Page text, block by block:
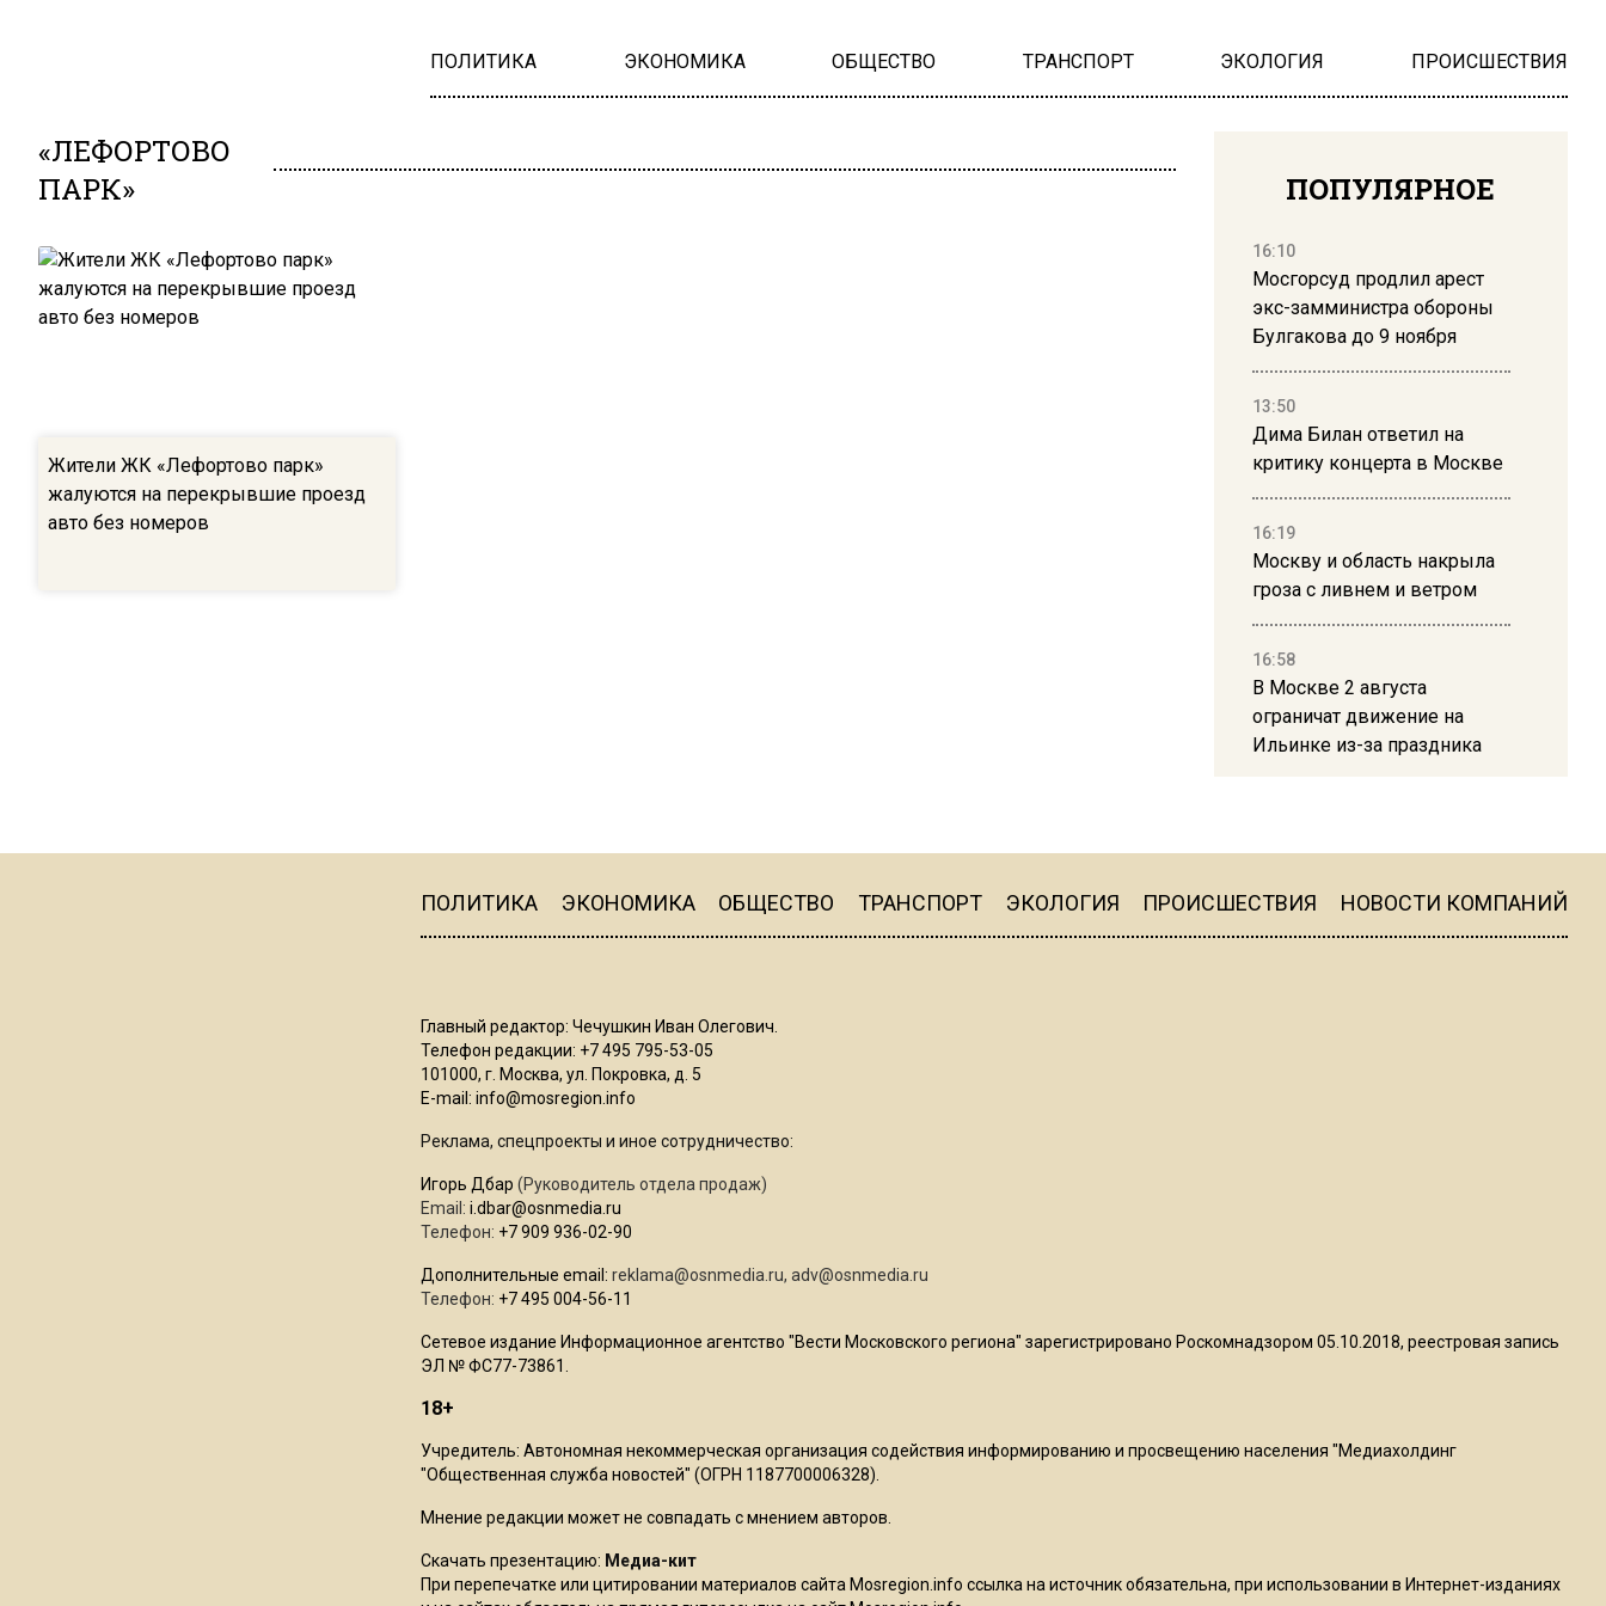
ПОЛИТИКА ЭКОНОМИКА ОБЩЕСТВО ТРАНСПОРТ ЭКОЛОГИЯ ПРОИСШЕСТВИЯ
«ЛЕФОРТОВО
ПАРК»
Жители ЖК «Лефортово парк»
жалуются на перекрывшие проезд
авто без номеров
ПОПУЛЯРНОЕ
16:10
Мосгорсуд продлил арест
экс-замминистра обороны
Булгакова до 9 ноября
13:50
Дима Билан ответил на
критику концерта в Москве
16:19
Москву и область накрыла
гроза с ливнем и ветром
16:58
В Москве 2 августа
ограничат движение на
Ильинке из-за праздника
Telegram после обвинений
Роман Терюшков назвал
ПОЛИТИКА ЭКОНОМИКА ОБЩЕСТВО ТРАНСПОРТ ЭКОЛОГИЯ ПРОИСШЕСТВИЯ НОВОСТИ КОМПАНИЙ
Главный редактор: Чечушкин Иван Олегович.
Телефон редакции: +7 495 795-53-05
101000, г. Москва, ул. Покровка, д. 5
E-mail: info@mosregion.info
Реклама, спецпроекты и иное сотрудничество:
Игорь Дбар (Руководитель отдела продаж)
Email: i.dbar@osnmedia.ru
Телефон: +7 909 936-02-90
Дополнительные email: reklama@osnmedia.ru, adv@osnmedia.ru
Телефон: +7 495 004-56-11
Сетевое издание Информационное агентство "Вести Московского региона" зарегистрировано Роскомнадзором 05.10.2018, реестровая запись
ЭЛ № ФС77-73861.
18+
Учредитель: Автономная некоммерческая организация содействия информированию и просвещению населения "Медиахолдинг
"Общественная служба новостей" (ОГРН 1187700006328).
Мнение редакции может не совпадать с мнением авторов.
Скачать презентацию: Медиа-кит
При перепечатке или цитировании материалов сайта Mosregion.info ссылка на источник обязательна, при использовании в Интернет-изданиях